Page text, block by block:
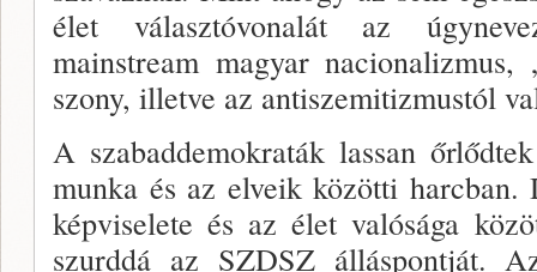
élet választóvonalát az
mainstream magyar
szony, illetve az antiszemitizmustól
A szabaddemokraták lassan
munka és az elveik közötti
képviselete és az élet való­sága
szurddá az SZDSZ álláspontját.